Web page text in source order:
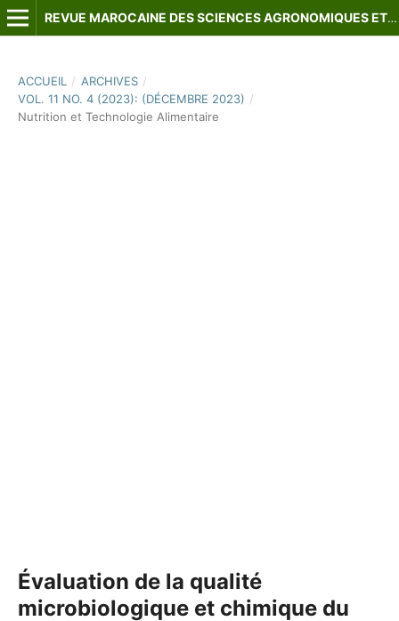
REVUE MAROCAINE DES SCIENCES AGRONOMIQUES ET VÉTÉRINAIRES
ACCUEIL / ARCHIVES /
VOL. 11 NO. 4 (2023): (DÉCEMBRE 2023) /
Nutrition et Technologie Alimentaire
Évaluation de la qualité
microbiologique et chimique du